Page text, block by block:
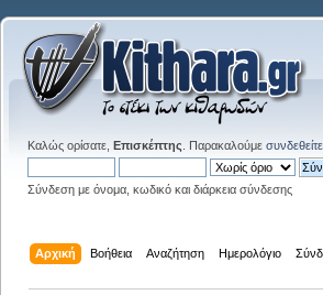
Καλώς ορίσατε, Επισκέπτης . Παρακαλούμε συνδεθείτε
Σύνδεση με όνομα, κωδικό και διάρκεια σύνδεσης
Αρχική Βοήθεια Αναζήτηση Ημερολόγιο